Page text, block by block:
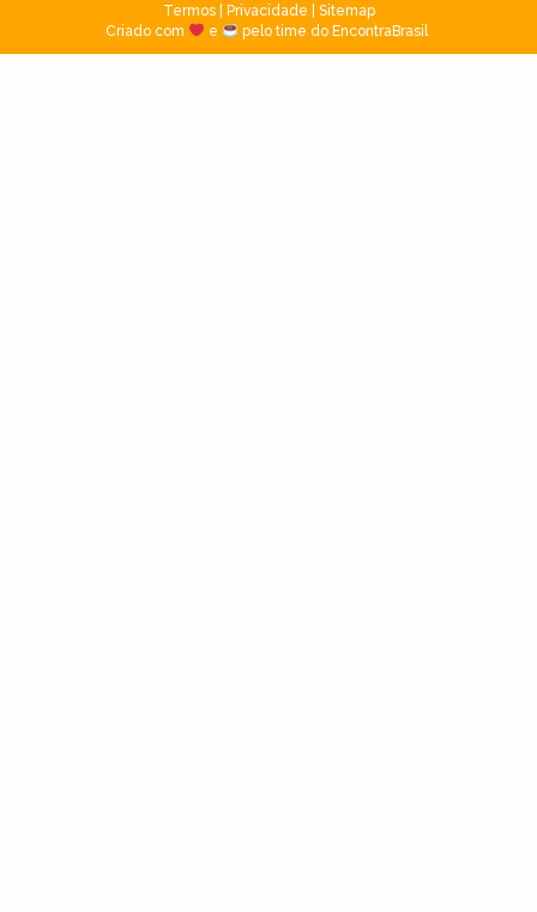
Termos| Privacidade
Sitemap
Criado com
e pelo time do EncontraBrasil